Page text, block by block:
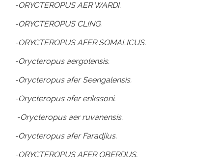
-ORYCTEROPUS AER WARDI.
-ORYCTEROPUS CLING.
-ORYCTEROPUS AFER SOMALICUS.
-Orycteropus aergolensis.
-Orycteropus afer Seengalensis.
-Orycteropus afer erikssoni.
-Orycteropus aer ruvanensis.
-Orycteropus afer Faradjius.
-ORYCTEROPUS AFER OBERDUS.